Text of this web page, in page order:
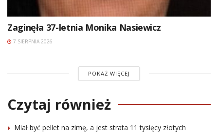
Zaginęła 37-letnia Monika Nasiewicz
7 SIERPNIA 2026
POKAŻ WIĘCEJ
Czytaj również
Miał być pellet na zimę, a jest strata 11 tysięcy złotych